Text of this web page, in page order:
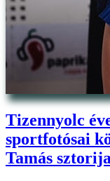
Tizennyolc
sportfotósai
Tamás sztorija